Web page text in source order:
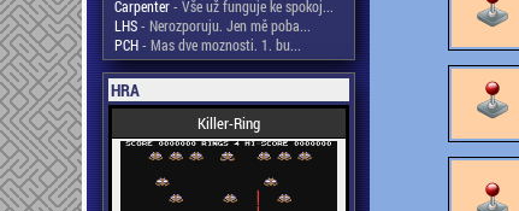
Carpenter- Vše už funguje ke spokoj...
LHS- Nerozporuju. Jen mě poba...
PCH- Mas dve moznosti. 1. bu...
HRA
Killer-Ring